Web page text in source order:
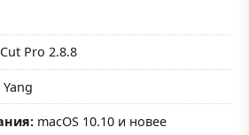
Pro 2.8.8
macOS 10.10 и новее